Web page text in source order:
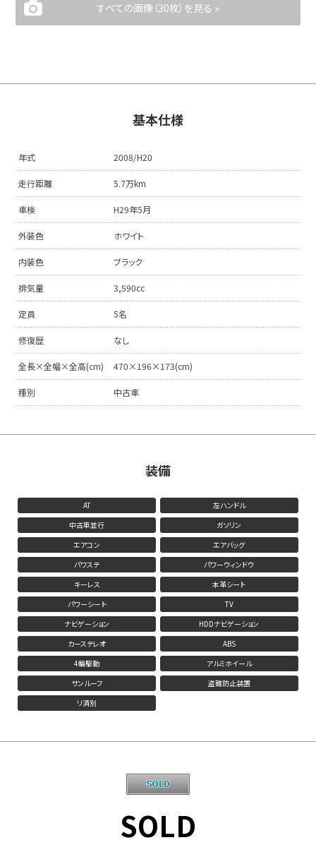
すべての画像（30枚）を見る »
基本仕様
年式 2008/H20
走行距離 5.7万km
車検 H29年5月
外装色 ホワイト
内装色 ブラック
排気量 3,590cc
定員 5名
修復歴 なし
全長×全幅×全高(cm) 470×196×173(cm)
種別 中古車
装備
AT
左ハンドル
中古車並行
ガソリン
エアコン
エアバッグ
パワステ
パワーウィンドウ
キーレス
本革シート
パワーシート
TV
ナビゲーション
HDDナビゲーション
カーステレオ
ABS
4輪駆動
アルミホイール
サンルーフ
盗難防止装置
リ済別
SOLD